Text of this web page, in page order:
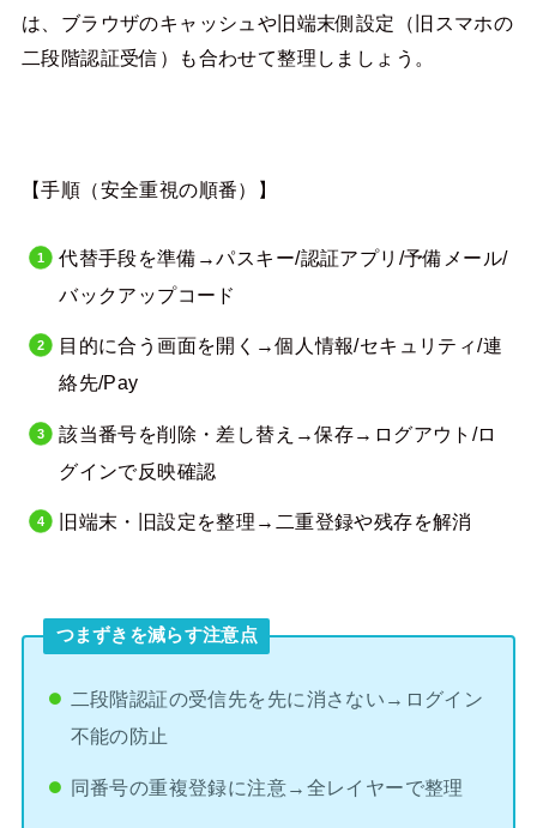
は、ブラウザのキャッシュや旧端末側設定（旧スマホの
二段階認証受信）も合わせて整理しましょう。
【手順（安全重視の順番）】
代替手段を準備→パスキー/認証アプリ/予備メール/
バックアップコード
目的に合う画面を開く→個人情報/セキュリティ/連
絡先/Pay
該当番号を削除・差し替え→保存→ログアウト/ロ
グインで反映確認
旧端末・旧設定を整理→二重登録や残存を解消
つまずきを減らす注意点
二段階認証の受信先を先に消さない→ログイン
不能の防止
同番号の重複登録に注意→全レイヤーで整理